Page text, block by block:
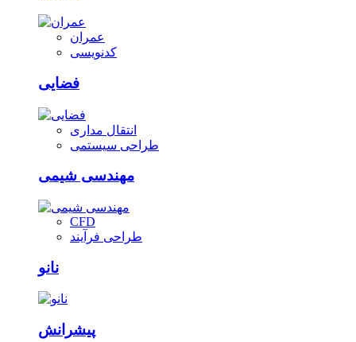
عمران
کدنویسی
فضایی
انتقال مداری
طراحی سیستمی
مهندسی شیمی
CFD
طراحی فرآیند
نانو
پیشرانش